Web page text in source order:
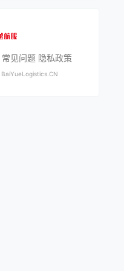
常见问题 隐私政策
BaiYueLogistics.CN